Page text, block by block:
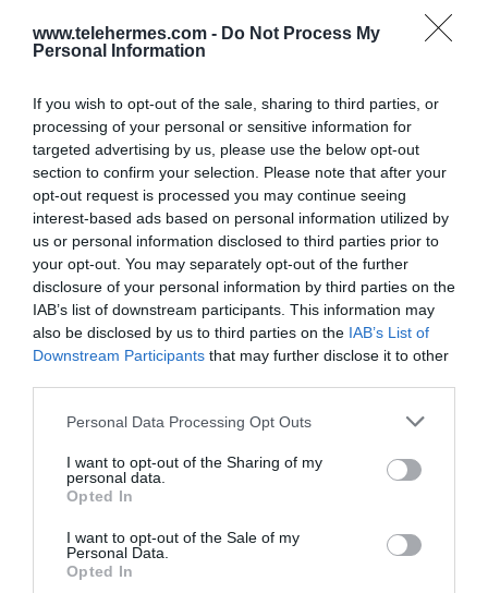
www.telehermes.com - Do Not Process My
Personal Information
If you wish to opt-out of the sale, sharing to third parties, or
processing of your personal or sensitive information for
targeted advertising by us, please use the below opt-out
section to confirm your selection. Please note that after your
opt-out request is processed you may continue seeing
interest-based ads based on personal information utilized by
us or personal information disclosed to third parties prior to
your opt-out. You may separately opt-out of the further
disclosure of your personal information by third parties on the
IAB’s list of downstream participants. This information may
also be disclosed by us to third parties on the IAB’s List of
Downstream Participants that may further disclose it to other
Please note that this website/app uses one or more Google
not limited to your visit or usage behaviour. You may click to
grant or deny consent to Google and its third-party tags to
use your data for below specified purposes in below Google
consent section.
Personal Data Processing Opt Outs
I want to opt-out of the Sharing of my
personal data.
Opted In
I want to opt-out of the Sale of my
Personal Data.
Opted In
Περιγραφή
Download
Με Ενδιαφέρει
για καταγραφή κλήσεων σε Η/Υ.
Xρησιμοποιεί προηγμένη τεχνολογία για την
καταγραφή οποιουδήποτε συνδυασμού
αποθηκεύονται αυτόματα στον υπολογιστή σας.
Το αρχείο καταγραφών απεικονίζεται ως λίστα